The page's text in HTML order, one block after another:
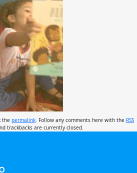
the permalink . Follow any comments here with the RSS
trackbacks are currently closed.